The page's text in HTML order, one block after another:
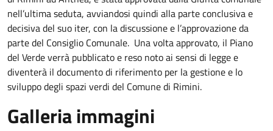
nell’ultima seduta, avviandosi quindi alla parte conclusiva e
decisiva del suo iter, con la discussione e l’approvazione da
parte del Consiglio Comunale. Una volta approvato, il Piano
del Verde verrà pubblicato e reso noto ai sensi di legge e
diventerà il documento di riferimento per la gestione e lo
sviluppo degli spazi verdi del Comune di Rimini.
Galleria immagini